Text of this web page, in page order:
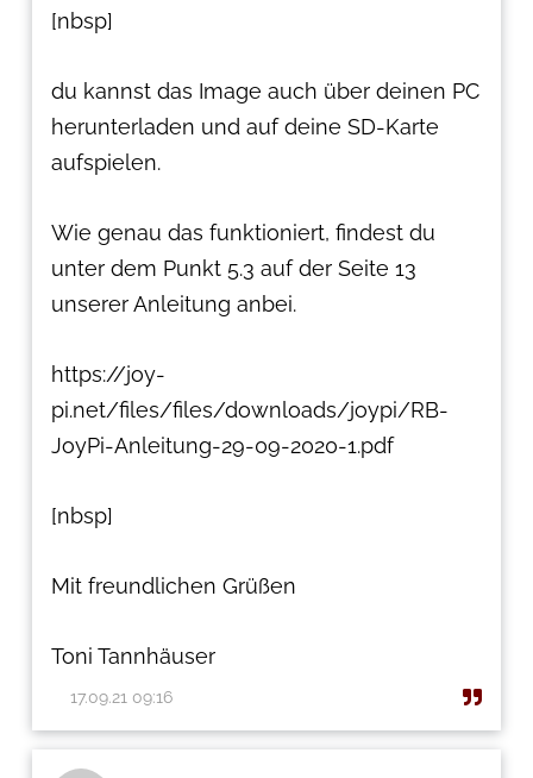
[nbsp]
du kannst das Image auch über deinen PC
herunterladen und auf deine SD-Karte
aufspielen.
Wie genau das funktioniert, findest du
unter dem Punkt 5.3 auf der Seite 13
unserer Anleitung anbei.
https://joy-
pi.net/files/files/downloads/joypi/RB-
JoyPi-Anleitung-29-09-2020-1.pdf
[nbsp]
Mit freundlichen Grüßen
Toni Tannhäuser
17.09.21 09:16